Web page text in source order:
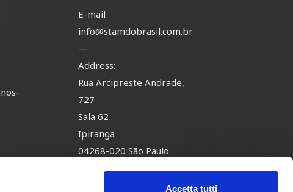
Accetta tutti
E-mail
info@stamdobrasil.com.br
—
Address:
Rua Arcipreste Andrade,
727
Sala 62
Ipiranga
04268-020 São Paulo